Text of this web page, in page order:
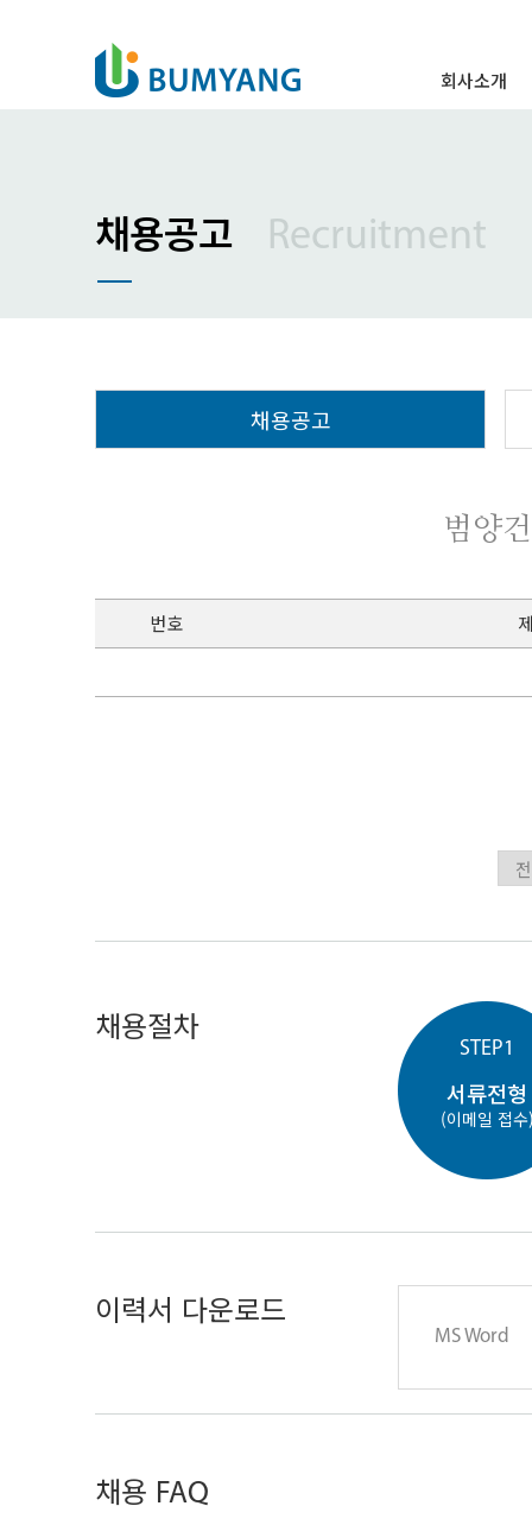
회사소개
조직도
특허 및 표창
채용공고 Recruitment
채용공고
범양
번호
채용절차
STEP1
서류전형
(이메일 접
이력서 다운로드
MS Word
채용 FAQ